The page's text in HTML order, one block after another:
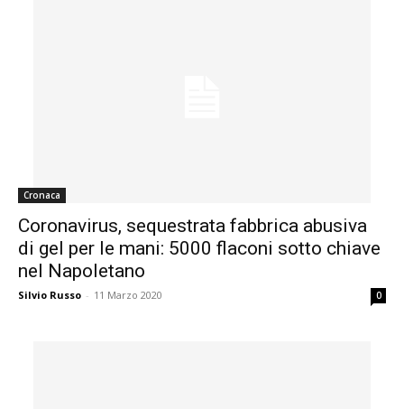
Cronaca
Coronavirus, sequestrata fabbrica abusiva
di gel per le mani: 5000 flaconi sotto chiave
nel Napoletano
Silvio Russo - 11 Marzo 2020 0